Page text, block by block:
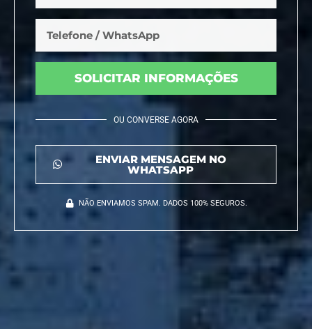
SOLICITAR INFORMAÇÕES
OU CONVERSE AGORA
ENVIAR MENSAGEM NO
WHATSAPP
NÃO ENVIAMOS SPAM. DADOS 100% SEGUROS.